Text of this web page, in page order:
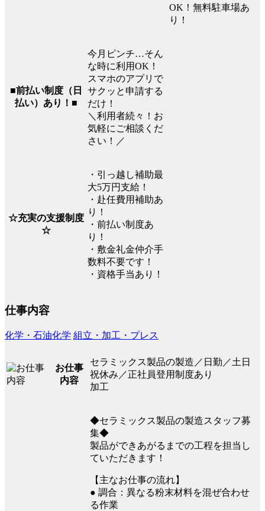
OK！無料駐車場あ
り！
■前払い制度（日
払い）あり！■
今月ピンチ…そん
な時に利用OK！
スマホのアプリで
サクッと申請する
だけ！
＼利用者続々！お
気軽にご相談くだ
さい！／
☆充実の支援制度
☆
・引っ越し補助最
大5万円支給！
・赴任費用補助あ
り！
・前払い制度あ
り！
・敷金礼金仲介手
数料不要です！
・資格手当あり！
仕事内容
化学・石油化学 組立・加工・プレス
お仕事
内容
セラミックス製品の製造／日勤／土日
祝休み／正社員登用制度あり
加工
◆セラミックス製品の製造スタッフ募
集◆
製品ができあがるまでの工程を担当し
ていただきます！
【主なお仕事の流れ】
● 調合：異なる粉末材料を混ぜ合わせ
る作業